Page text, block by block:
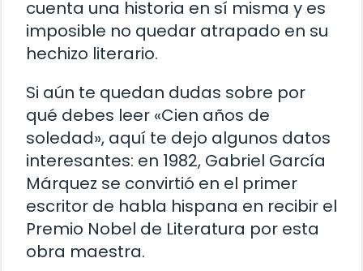
cuenta una historia en sí misma y es
imposible no quedar atrapado en su
hechizo literario.
Si aún te quedan dudas sobre por
qué debes leer «Cien años de
soledad», aquí te dejo algunos datos
interesantes: en 1982, Gabriel García
Márquez se convirtió en el primer
escritor de habla hispana en recibir el
Premio Nobel de Literatura por esta
obra maestra.